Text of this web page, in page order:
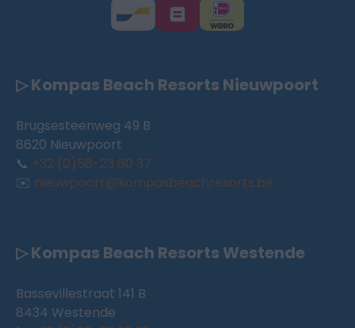
▷ Kompas Beach Resorts Nieuwpoort
Brugsesteenweg 49 B
8620 Nieuwpoort
📞 +32 (0)58-23 60 37
✉️ nieuwpoort@kompasbeachresorts.be
▷ Kompas Beach Resorts Westende
Bassevillestraat 141 B
8434 Westende